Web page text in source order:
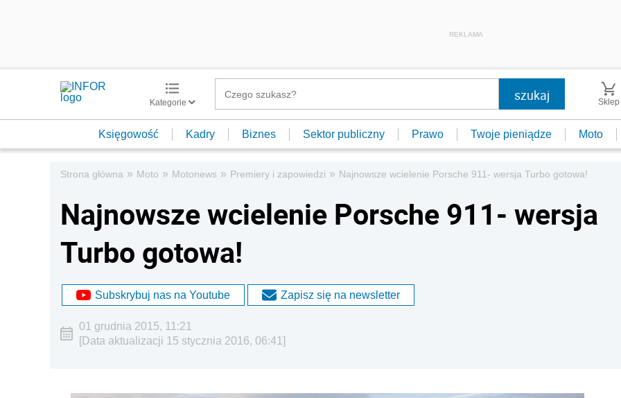
REKLAMA
Kategorie Sklep
Księgowość Kadry Biznes Sektor publiczny Prawo Twoje pieniądze Moto
Strona główna » Moto » Motonews » Premiery i zapowiedzi » Najnowsze wcielenie Porsche 911- wersja Turbo gotowa!
Najnowsze wcielenie Porsche 911- wersja
Turbo gotowa!
Subskrybuj nas na Youtube Zapisz się na newsletter
01 grudnia 2015, 11:21
[Data aktualizacji 15 stycznia 2016, 06:41]